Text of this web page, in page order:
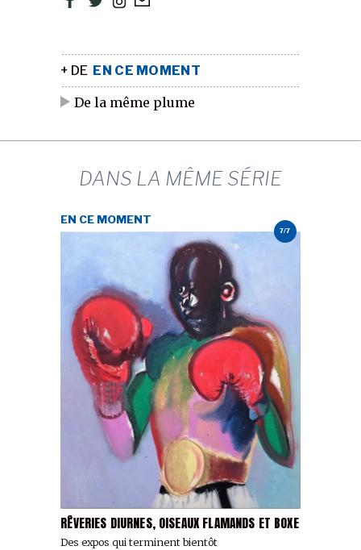
+ DE EN CE MOMENT
De la même plume
DANS LA MÊME SÉRIE
7/7
RÊVERIES DIURNES, OISEAUX FLAMANDS ET BOXE
Des expos qui terminent bientôt
EN CE MOMENT